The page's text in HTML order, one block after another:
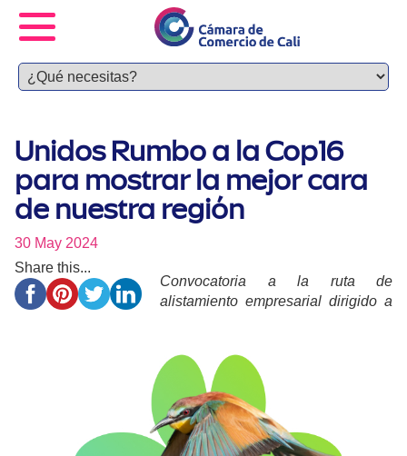
Unidos Rumbo a la Cop16
para mostrar la mejor cara
de nuestra región
30 May 2024
Share this...
Convocatoria a la ruta de
alistamiento empresarial dirigido a